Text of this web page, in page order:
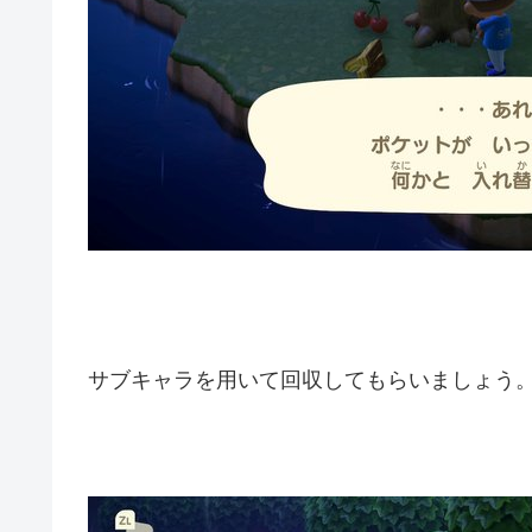
サブキャラを用いて回収してもらいましょう